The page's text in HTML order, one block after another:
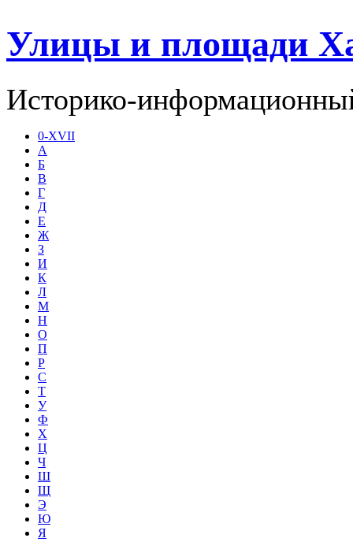
Улицы и площади
Историко-
0-XVII
А
Б
В
Г
Д
Е
Ж
З
И
К
Л
М
Н
О
П
Р
С
Т
У
Ф
Х
Ц
Ч
Ш
Щ
Э
Ю
Я